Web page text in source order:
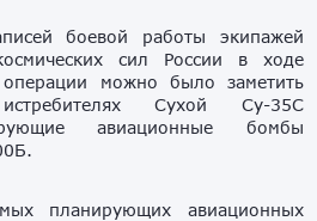
боевой работы экипажей
сил России в ходе
можно было заметить
Сухой Су-35С
авиационные бомбы
планирующих авиационных